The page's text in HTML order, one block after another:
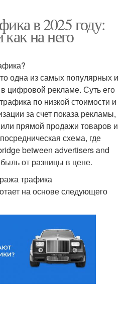
в 2025 году:
как на него
одна из самых популярных и
цифровой рекламе. Суть его
по низкой стоимости и
за счет показа рекламы,
прямой продажи товаров и
схема, где
between advertisers and
от разницы в цене.
трафика
на основе следующего